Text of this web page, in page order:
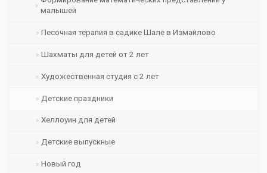
малышей
Песочная терапия в садике Шале в Измайлово
Шахматы для детей от 2 лет
Художественная студия с 2 лет
Детские праздники
Хеллоуин для детей
Детские выпускные
Новый год